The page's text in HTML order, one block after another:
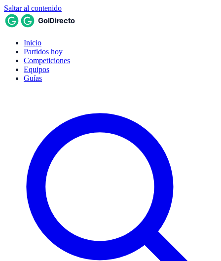
Saltar al contenido
Inicio
Partidos hoy
Competiciones
Equipos
Guías